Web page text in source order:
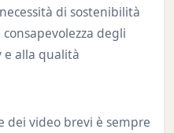
di sostenibilità
degli
alla qualità
dei video brevi è sempre